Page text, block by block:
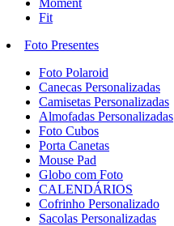
Moment
Fit
Foto Presentes
Foto Polaroid
Canecas Personalizadas
Camisetas Personalizadas
Almofadas Personalizadas
Foto Cubos
Porta Canetas
Mouse Pad
Globo com Foto
CALENDÁRIOS
Cofrinho Personalizado
Sacolas Personalizadas